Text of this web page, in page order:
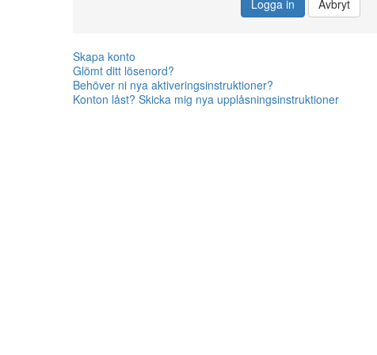
Logga in Avbryt
Skapa konto
Glömt ditt lösenord?
Behöver ni nya aktiveringsinstruktioner?
Konton låst? Skicka mig nya upplåsningsinstruktioner